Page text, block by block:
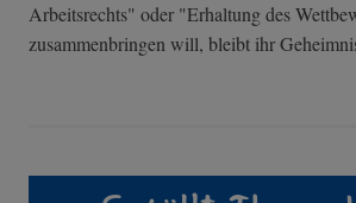
Arbeitsrechts" oder "Erhaltung des
zusammenbringen will, bleibt ihr